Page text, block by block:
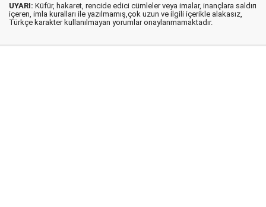
UYARI: Küfür, hakaret, rencide edici cümleler veya imalar, inançlara saldırı
içeren, imla kuralları ile yazılmamış,çok uzun ve ilgili içerikle alakasız,
Türkçe karakter kullanılmayan yorumlar onaylanmamaktadır.